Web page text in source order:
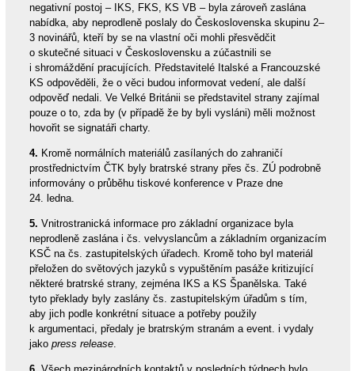
negativní postoj – IKS, FKS, KS VB – byla zároveň zaslána
nabídka, aby neprodleně poslaly do Československa skupinu 2–
3 novinářů, kteří by se na vlastní oči mohli přesvědčit
o skutečné situaci v Československu a zúčastnili se
i shromáždění pracujících. Představitelé Italské a Francouzské
KS odpověděli, že o věci budou informovat vedení, ale další
odpověď nedali. Ve Velké Británii se představitel strany zajímal
pouze o to, zda by (v případě že by byli vysláni) měli možnost
hovořit se signatáři charty.
4. Kromě normálních materiálů zasílaných do zahraničí
prostřednictvím ČTK byly bratrské strany přes čs. ZÚ podrobně
informovány o průběhu tiskové konference v Praze dne
24. ledna.
5. Vnitrostranická informace pro základní organizace byla
neprodleně zaslána i čs. velvyslancům a základním organizacím
KSČ na čs. zastupitelských úřadech. Kromě toho byl materiál
přeložen do světových jazyků s vypuštěním pasáže kritizující
některé bratrské strany, zejména IKS a KS Španělska. Také
tyto překlady byly zaslány čs. zastupitelským úřadům s tím,
aby jich podle konkrétní situace a potřeby použily
k argumentaci, předaly je bratrským stranám a event. i vydaly
jako press release.